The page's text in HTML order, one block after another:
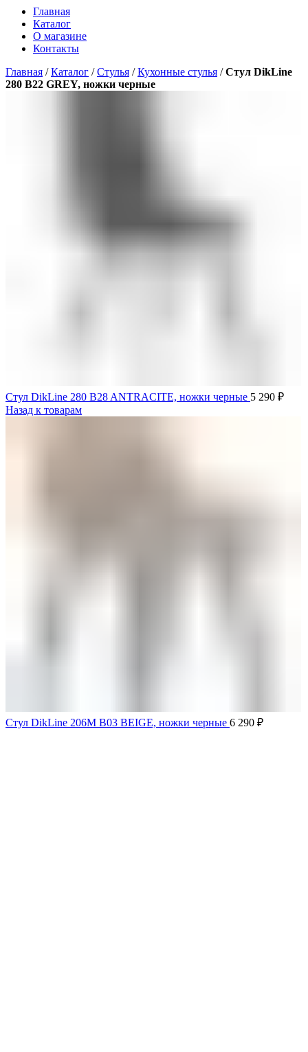
Главная
Каталог
О магазине
Контакты
Главная /Каталог /Стулья /Кухонные стулья /Стул DikLine
280 B22 GREY, ножки черные
Стул DikLine 280 B28 ANTRACITE, ножки черные 5 290 ₽
Назад к товарам
Стул DikLine 206М B03 BEIGE, ножки черные 6 290 ₽